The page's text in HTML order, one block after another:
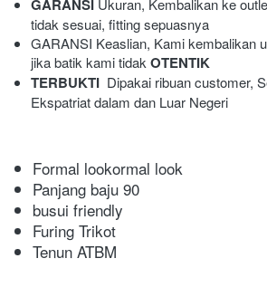
GARANSI Ukuran, Kembalikan ke
tidak sesuai, fitting sepuasnya
GARANSI Keaslian, Kami kembalikan
jika batik kami tidak OTENTIK
TERBUKTI
Dipakai ribuan customer,
Ekspatriat dalam dan Luar Negeri
Formal lookormal look
Panjang baju 90
busui friendly
Furing Trikot
Tenun ATBM